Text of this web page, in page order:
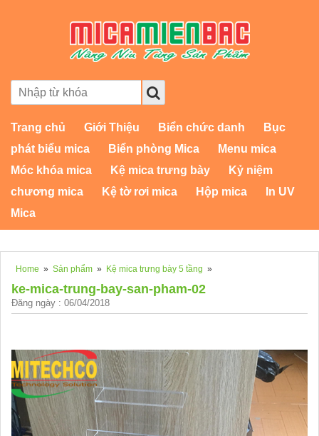
Trang chủ Giới Thiệu Biển chức danh
Bục
phát biểu mica
Biển phòng Mica
Menu mica
Móc khóa mica
Kệ mica trưng bày
Kỷ niệm
chương mica
Kệ tờ rơi mica Hộp mica
In UV
Mica
Home » Sản phẩm » Kệ mica trưng bày 5 tầng »
ke-mica-trung-bay-san-pham-02
Đăng ngày : 06/04/2018